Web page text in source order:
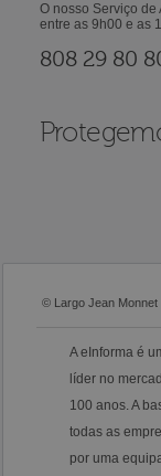
O nosso Serviço
entre as 9h00 e as
808 29 80
© Largo Jean Monnet
A eInforma é
líder no
100 anos. A
todas as
por uma